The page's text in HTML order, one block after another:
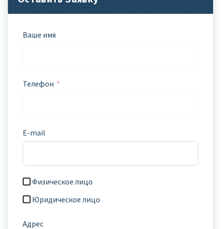
Ваше имя
Телефон
E-mail
Физическое лицо
Юридическое лицо
Адрес